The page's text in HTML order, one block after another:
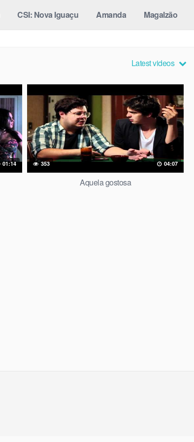
CSI: Nova Iguaçu Amanda Magalzão
Latest videos
01:14 353 04:07
Aquela gostosa